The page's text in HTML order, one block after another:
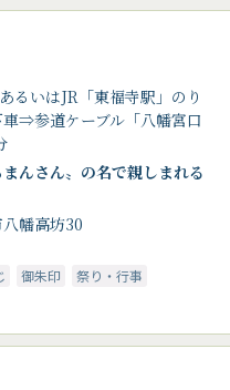
るいはJR「東福寺駅」のり
⇒参道ケーブル「八幡宮口
まんさん〟の名で親しまれる
幡高坊30
御朱印 祭り・行事